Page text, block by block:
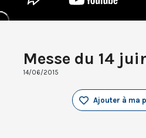
Messe du 14
14/06/2015
Ajouter à ma